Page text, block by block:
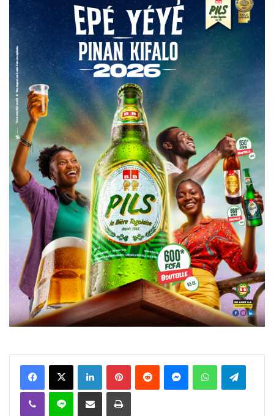
FacebookX Linkedin PinterestReddit MessengerWhatsAppTelegram
Viber Ligne Partager par email Imprimer